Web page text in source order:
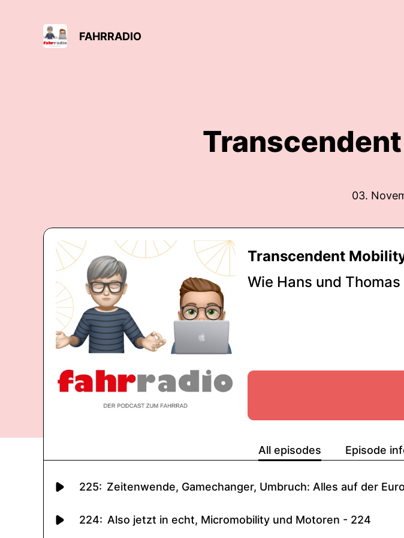
FAHRRADIO
03.